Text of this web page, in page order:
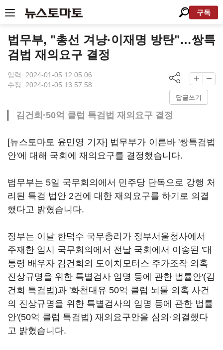
구독
법무부, "총선 겨냥·이재명 방탄"…쌍특
검법 재의요구 결정
입력: 2024-01-05 12:05:06
수정: 2024-01-05 13:57:58
답글쓰기
김건희·50억 클럽 특검법 재의요구 결정
[뉴스토마토 윤민영 기자] 법무부가 이른바 '쌍특검법
안'에 대해 국회에 재의요구를 결정했습니다.
법무부는 5일 국무회의에서 민주당 단독으로 강행 처
리된 특검 법안 2건에 대한 재의요구를 하기로 의결
했다고 밝혔습니다.
정부는 이날 한덕수 국무총리가 정부서울청사에서
주재한 임시 국무회의에서 전날 국회에서 이송된 '대
통령 배우자 김건희의 도이치모터스 주가조작 의혹
진상규명을 위한 특별검사 임명 등에 관한 법률안'(김
건희 특검법)과 '화천대유 50억 클럽 뇌물 의혹 사건
의 진상규명을 위한 특별검사의 임명 등에 관한 법률
안'(50억 클럽 특검법) 재의요구안을 심의·의결했다
고 밝혔습니다.